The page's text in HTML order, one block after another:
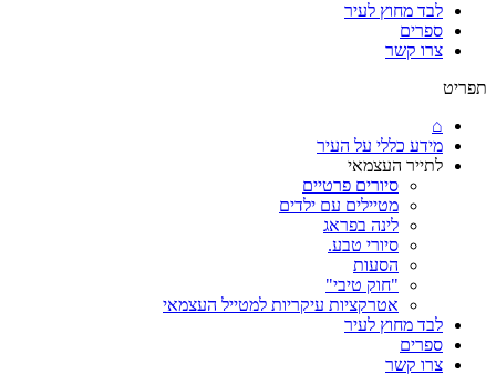
לבד מחוץ לעיר
ספרים
צרו קשר
תפריט
⌂
מידע כללי על העיר
לתייר העצמאי
סיורים פרטיים
מטיילים עם ילדים
לינה בפראג
סיורי טבע.
הסעות
"חוק טיבי"
אטרקציות עיקריות למטייל העצמאי
לבד מחוץ לעיר
ספרים
צרו קשר